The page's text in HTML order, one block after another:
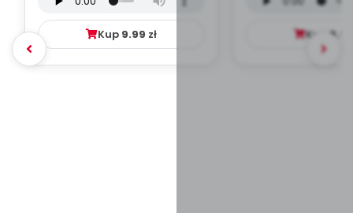
mp3)
Kup 9.99 zł Kup 9.99